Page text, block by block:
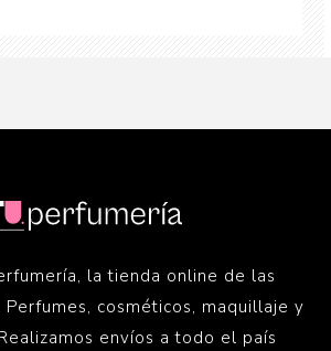
la tienda online de las
Perfumes, cosméticos, maquillaje y
envíos a todo el país